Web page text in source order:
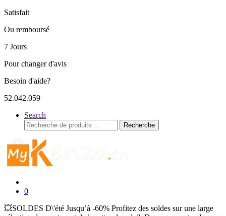
Satisfait
Ou remboursé
7 Jours
Pour changer d'avis
Besoin d'aide?
52.042.059
Search
Recherche
pour :
Recherche
0
💥SOLDES D\'été Jusqu’à -60% Profitez des soldes sur une large